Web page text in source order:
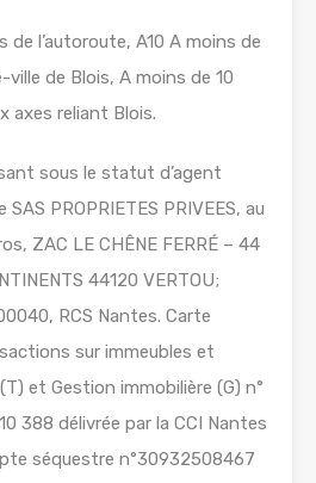
de l’autoroute, A10 A moins de
de Blois, A moins de 10
axes reliant Blois.
sous le statut d’agent
PROPRIETES PRIVEES, au
ZAC LE CHÊNE FERRÉ – 44
44120 VERTOU;
RCS Nantes. Carte
sur immeubles et
et Gestion immobilière (G) n°
388 délivrée par la CCI Nantes
séquestre n°30932508467